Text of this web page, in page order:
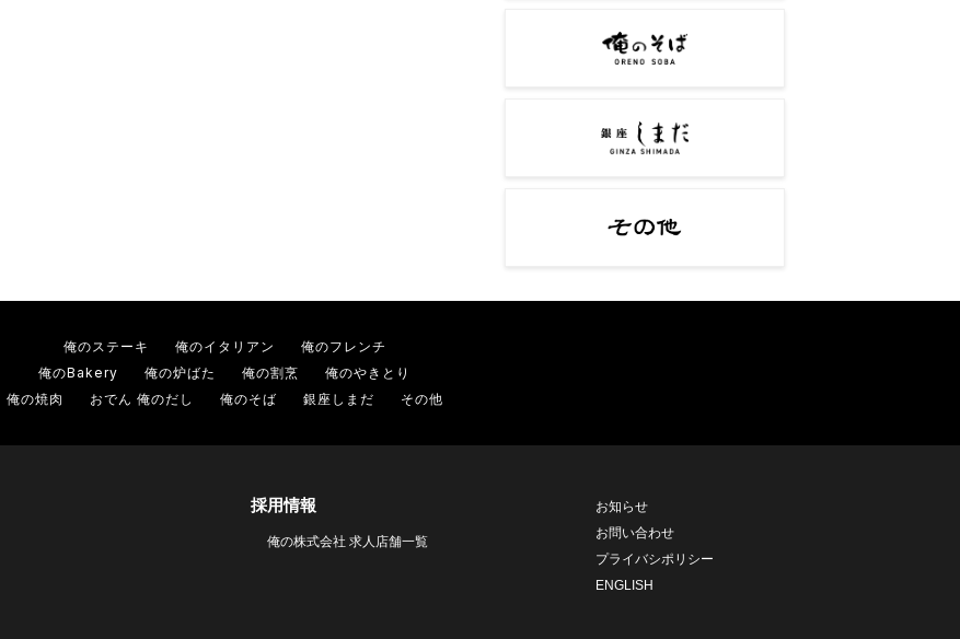
俺のステーキ 俺のイタリアン
俺のフレンチ
俺のBakery
俺の炉ばた 俺の割烹
俺のやきとり
俺の焼肉
おでん 俺のだし 俺のそば 銀座しまだ その他
採用情報
俺の株式会社 求人店舗一覧
お知らせ
お問い合わせ
プライバシポリシー
ENGLISH